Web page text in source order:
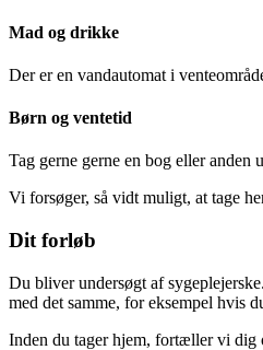
Mad og drikke
Der er en vandautomat i
Børn og ventetid
Tag gerne gerne en bog eller anden
Vi forsøger, så vidt muligt, at tage
Dit forløb
Du bliver undersøgt af
med det samme, for eksempel hvis
Inden du tager hjem, fortæller vi dig